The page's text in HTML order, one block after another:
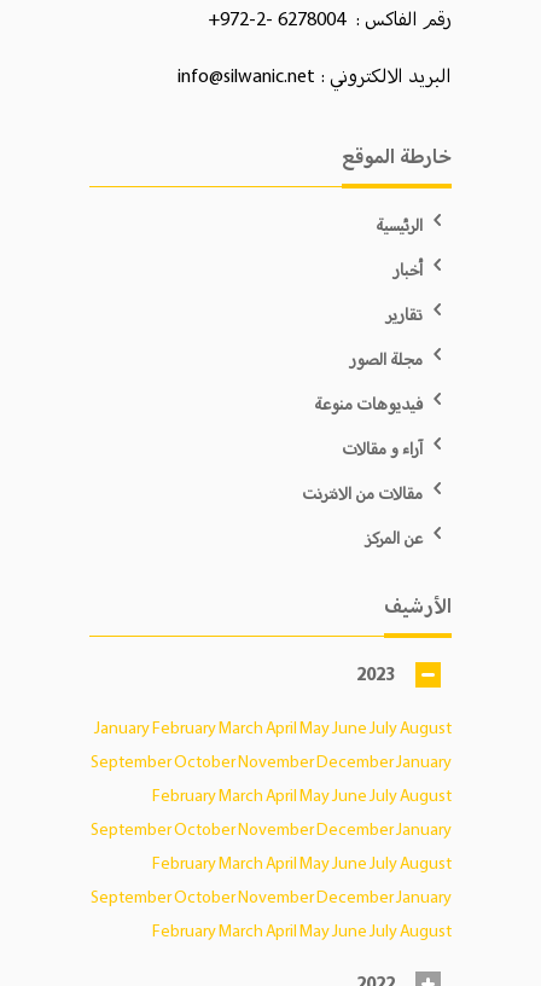
رقم الفاكس : 6278004 -2-972+
البريد الالكتروني : info@silwanic.net
خارطة الموقع
الرئيسية
أخبار
تقارير
مجلة الصور
فيديوهات منوعة
آراء و مقالات
مقالات من الانترنت
عن المركز
الأرشيف
2023
JanuaryFebruaryMarchAprilMayJuneJulyAugust
SeptemberOctoberNovemberDecemberJanuary
FebruaryMarchAprilMayJuneJulyAugust
SeptemberOctoberNovemberDecemberJanuary
FebruaryMarchAprilMayJuneJulyAugust
SeptemberOctoberNovemberDecemberJanuary
FebruaryMarchAprilMayJuneJulyAugust